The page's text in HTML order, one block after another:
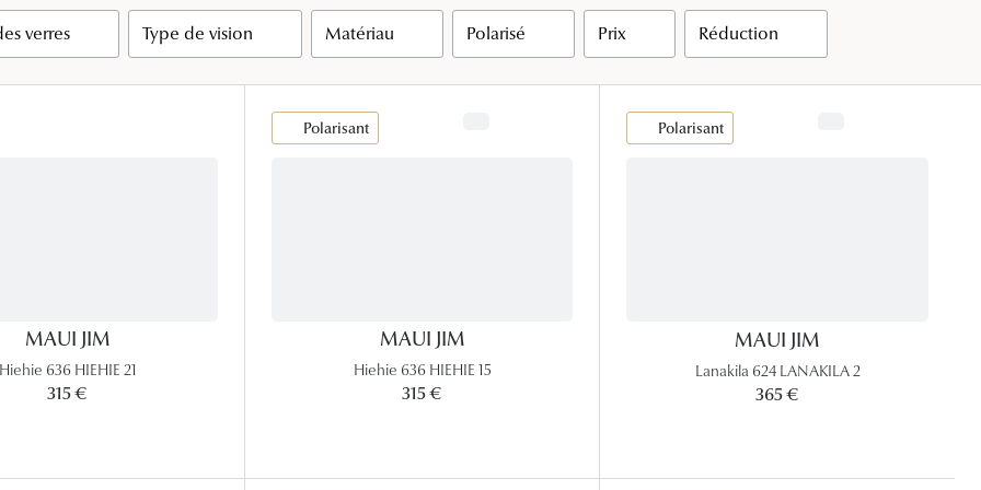
Lunettes de vue Chloé
Accessoires audition
Tous nos accessoires
verres Type de vision Matériau Polarisé Prix Réduction
MAUI JIM
Hiehie 636 HIEHIE 21
315 €
Polarisant
MAUI JIM
Hiehie 636 HIEHIE 15
315 €
Polarisant
MAUI JIM
Lanakila 624 LANAKILA 2
365 €